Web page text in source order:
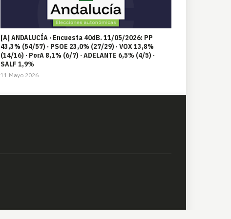
[A] ANDALUCÍA · Encuesta 40dB. 11/05/2026: PP
43,3% (54/57) · PSOE 23,0% (27/29) · VOX 13,8%
(14/16) · PorA 8,1% (6/7) · ADELANTE 6,5% (4/5) ·
SALF 1,9%
11 Mayo 2026